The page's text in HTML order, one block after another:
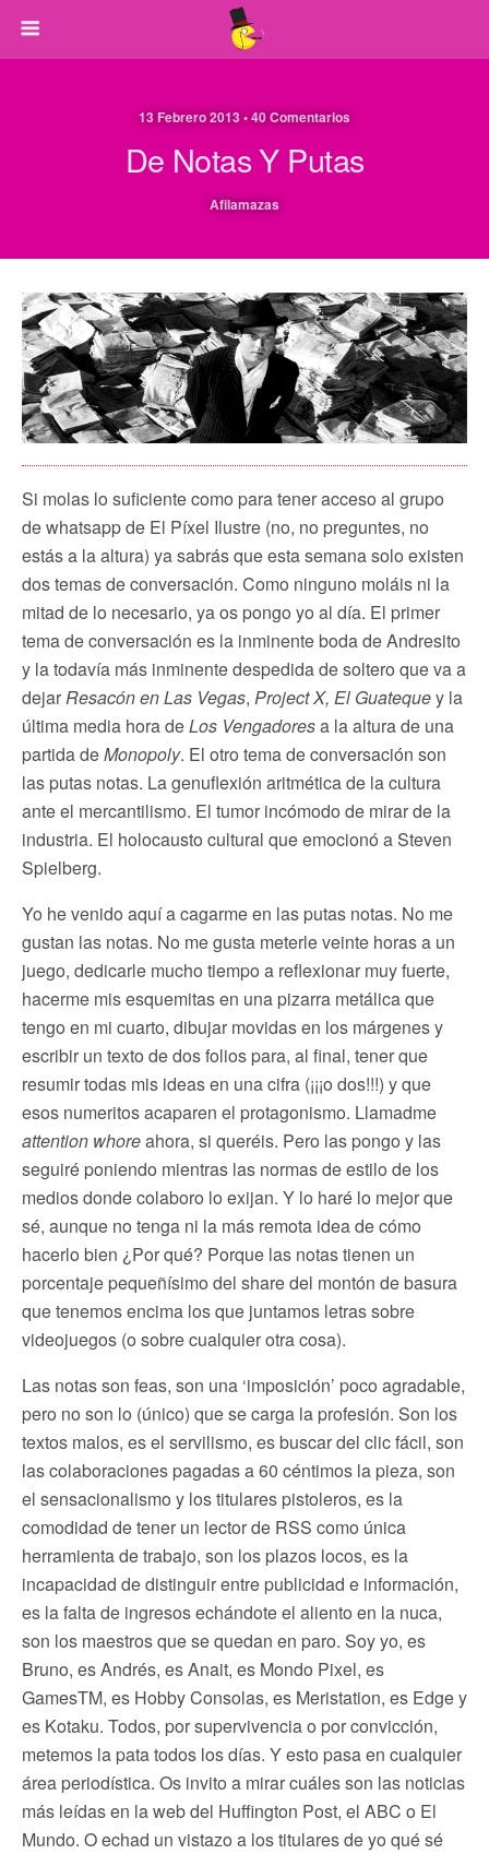
13 Febrero 2013 • 40 Comentarios
De Notas Y Putas
Afilamazas
Si molas lo suficiente como para tener acceso al grupo
de whatsapp de El Píxel Ilustre (no, no preguntes, no
estás a la altura) ya sabrás que esta semana solo existen
dos temas de conversación. Como ninguno moláis ni la
mitad de lo necesario, ya os pongo yo al día. El primer
tema de conversación es la inminente boda de Andresito
y la todavía más inminente despedida de soltero que va a
dejarResacón en Las Vegas, Project X, El Guatequey la
última media hora deLos Vengadoresa la altura de una
partida deMonopoly. El otro tema de conversación son
las putas notas. La genuflexión aritmética de la cultura
ante el mercantilismo. El tumor incómodo de mirar de la
industria. El holocausto cultural que emocionó a Steven
Spielberg.
Yo he venido aquí a cagarme en las putas notas. No me
gustan las notas. No me gusta meterle veinte horas a un
juego, dedicarle mucho tiempo a reflexionar muy fuerte,
hacerme mis esquemitas en una pizarra metálica que
tengo en mi cuarto, dibujar movidas en los márgenes y
escribir un texto de dos folios para, al final, tener que
resumir todas mis ideas en una cifra (¡¡¡o dos!!!) y que
esos numeritos acaparen el protagonismo. Llamadme
attention whoreahora, si queréis. Pero las pongo y las
seguiré poniendo mientras las normas de estilo de los
medios donde colaboro lo exijan. Y lo haré lo mejor que
sé, aunque no tenga ni la más remota idea de cómo
hacerlo bien ¿Por qué? Porque las notas tienen un
porcentaje pequeñísimo del share del montón de basura
que tenemos encima los que juntamos letras sobre
videojuegos (o sobre cualquier otra cosa).
Las notas son feas, son una ‘imposición’ poco agradable,
pero no son lo (único) que se carga la profesión. Son los
textos malos, es el servilismo, es buscar del clic fácil, son
las colaboraciones pagadas a 60 céntimos la pieza, son
el sensacionalismo y los titulares pistoleros, es la
comodidad de tener un lector de RSS como única
herramienta de trabajo, son los plazos locos, es la
incapacidad de distinguir entre publicidad e información,
es la falta de ingresos echándote el aliento en la nuca,
son los maestros que se quedan en paro. Soy yo, es
Bruno, es Andrés, es Anait, es Mondo Pixel, es
GamesTM, es Hobby Consolas, es Meristation, es Edge y
es Kotaku. Todos, por supervivencia o por convicción,
metemos la pata todos los días. Y esto pasa en cualquier
área periodística. Os invito a mirar cuáles son las noticias
más leídas en la web del Huffington Post, el ABC o El
Mundo. O echad un vistazo a los titulares de yo qué sé